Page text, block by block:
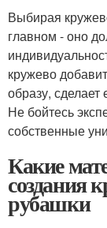
Выбирая
главном - оно
кружево
образу,
Не бойтесь
собственные
Какие
создания
рубашки